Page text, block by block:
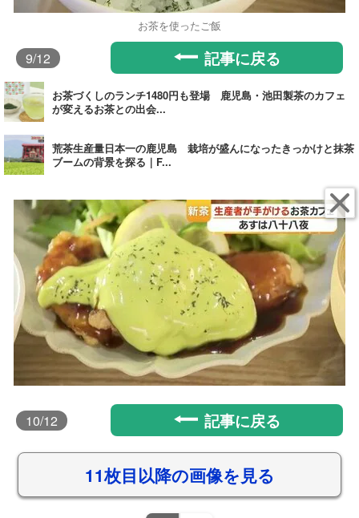
お茶を使ったご飯
9/12 記事に戻る
お茶づくしのランチ1480円も登場 鹿児島・池田製茶のカフェ
が変えるお茶との出会...
荒茶生産量日本一の鹿児島 栽培が盛んになったきっかけと抹茶
ブームの背景を探る｜F...
10/12 記事に戻る
11枚目以降の画像を見る